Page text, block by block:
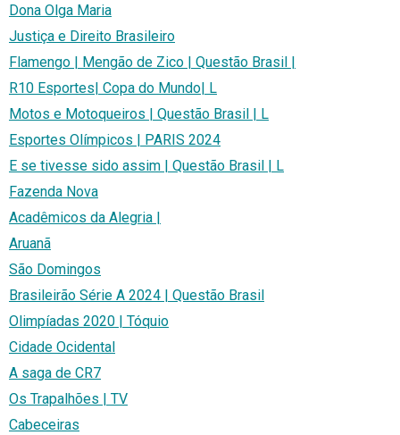
Dona Olga Maria
Justiça e Direito Brasileiro
Flamengo | Mengão de Zico | Questão Brasil |
R10 Esportes| Copa do Mundo| L
Motos e Motoqueiros | Questão Brasil | L
Esportes Olímpicos | PARIS 2024
E se tivesse sido assim | Questão Brasil | L
Fazenda Nova
Acadêmicos da Alegria |
Aruanã
São Domingos
Brasileirão Série A 2024 | Questão Brasil
Olimpíadas 2020 | Tóquio
Cidade Ocidental
A saga de CR7
Os Trapalhões | TV
Cabeceiras